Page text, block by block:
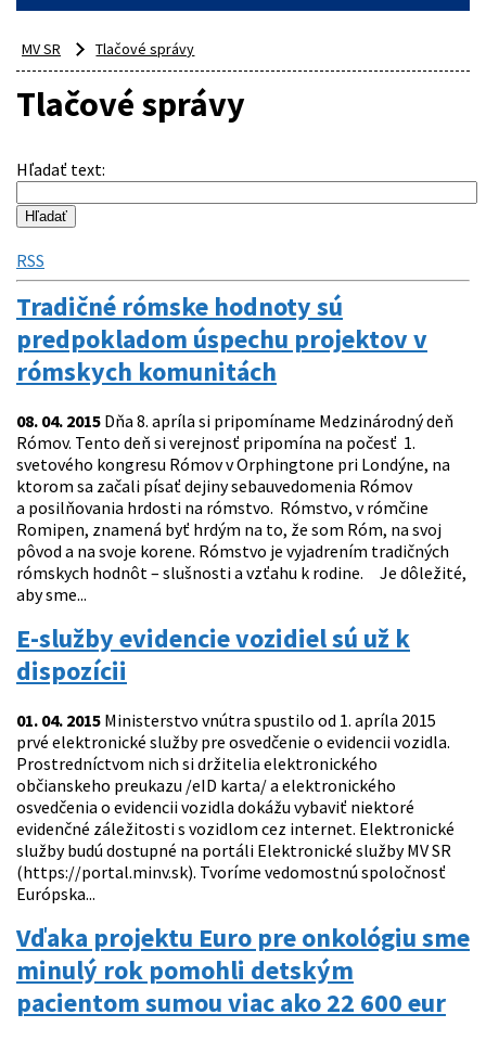
MV SR Tlačové správy
Tlačové správy
Hľadať text:
RSS
Tradičné rómske hodnoty sú
predpokladom úspechu projektov v
rómskych komunitách
08. 04. 2015 Dňa 8. apríla si pripomíname Medzinárodný deň
Rómov. Tento deň si verejnosť pripomína na počesť 1.
svetového kongresu Rómov v Orphingtone pri Londýne, na
ktorom sa začali písať dejiny sebauvedomenia Rómov
a posilňovania hrdosti na rómstvo. Rómstvo, v rómčine
Romipen, znamená byť hrdým na to, že som Róm, na svoj
pôvod a na svoje korene. Rómstvo je vyjadrením tradičných
rómskych hodnôt – slušnosti a vzťahu k rodine. Je dôležité,
aby sme...
E-služby evidencie vozidiel sú už k
dispozícii
01. 04. 2015 Ministerstvo vnútra spustilo od 1. apríla 2015
prvé elektronické služby pre osvedčenie o evidencii vozidla.
Prostredníctvom nich si držitelia elektronického
občianskeho preukazu /eID karta/ a elektronického
osvedčenia o evidencii vozidla dokážu vybaviť niektoré
evidenčné záležitosti s vozidlom cez internet. Elektronické
služby budú dostupné na portáli Elektronické služby MV SR
(https://portal.minv.sk). Tvoríme vedomostnú spoločnosť
Európska...
Vďaka projektu Euro pre onkológiu sme
minulý rok pomohli detským
pacientom sumou viac ako 22 600 eur